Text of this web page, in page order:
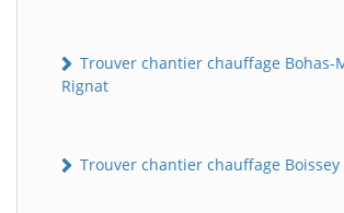
Trouver chantier chauffage Bohas-
Rignat
Trouver chantier chauffage Boissey